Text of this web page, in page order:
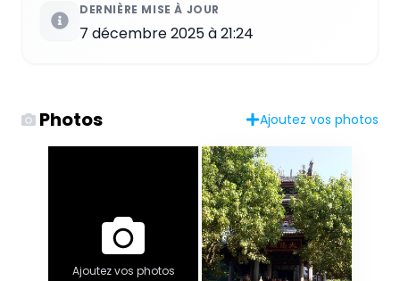
DERNIÈRE MISE À JOUR
7 décembre 2025 à 21:24
Photos Ajoutez vos photos
Ajoutez vos photos